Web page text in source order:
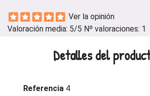
Ver la opinión
Valoración media: 5/5 Nº valoraciones: 1
Detalles del
Referencia 4